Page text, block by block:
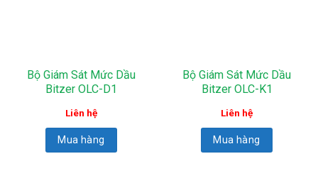
Bộ Giám Sát Mức Dầu
Bitzer OLC-D1
Liên hệ
Mua hàng
Bộ Giám Sát Mức Dầu
Bitzer OLC-K1
Liên hệ
Mua hàng